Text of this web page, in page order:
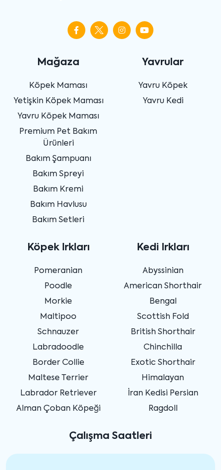
Mağaza
Köpek Maması
Yetişkin Köpek Maması
Yavru Köpek Maması
Premium Pet Bakım
Ürünleri
Bakım Şampuanı
Bakım Spreyi
Bakım Kremi
Bakım Havlusu
Bakım Setleri
Yavrular
Yavru Köpek
Yavru Kedi
Köpek Irkları
Pomeranian
Poodle
Morkie
Maltipoo
Schnauzer
Labradoodle
Border Collie
Maltese Terrier
Labrador Retriever
Alman Çoban Köpeği
Kedi Irkları
Abyssinian
American Shorthair
Bengal
Scottish Fold
British Shorthair
Chinchilla
Exotic Shorthair
Himalayan
İran Kedisi Persian
Ragdoll
Çalışma Saatleri